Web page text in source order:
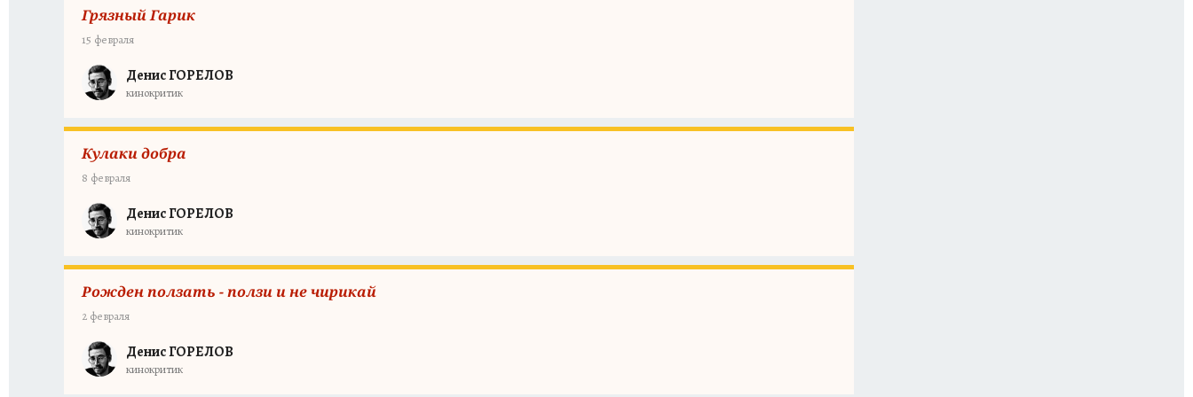
Грязный Гарик
15 февраля
Денис ГОРЕЛОВ
кинокритик
Кулаки добра
8 февраля
Денис ГОРЕЛОВ
кинокритик
Рожден ползать - ползи и не чирикай
2 февраля
Денис ГОРЕЛОВ
кинокритик